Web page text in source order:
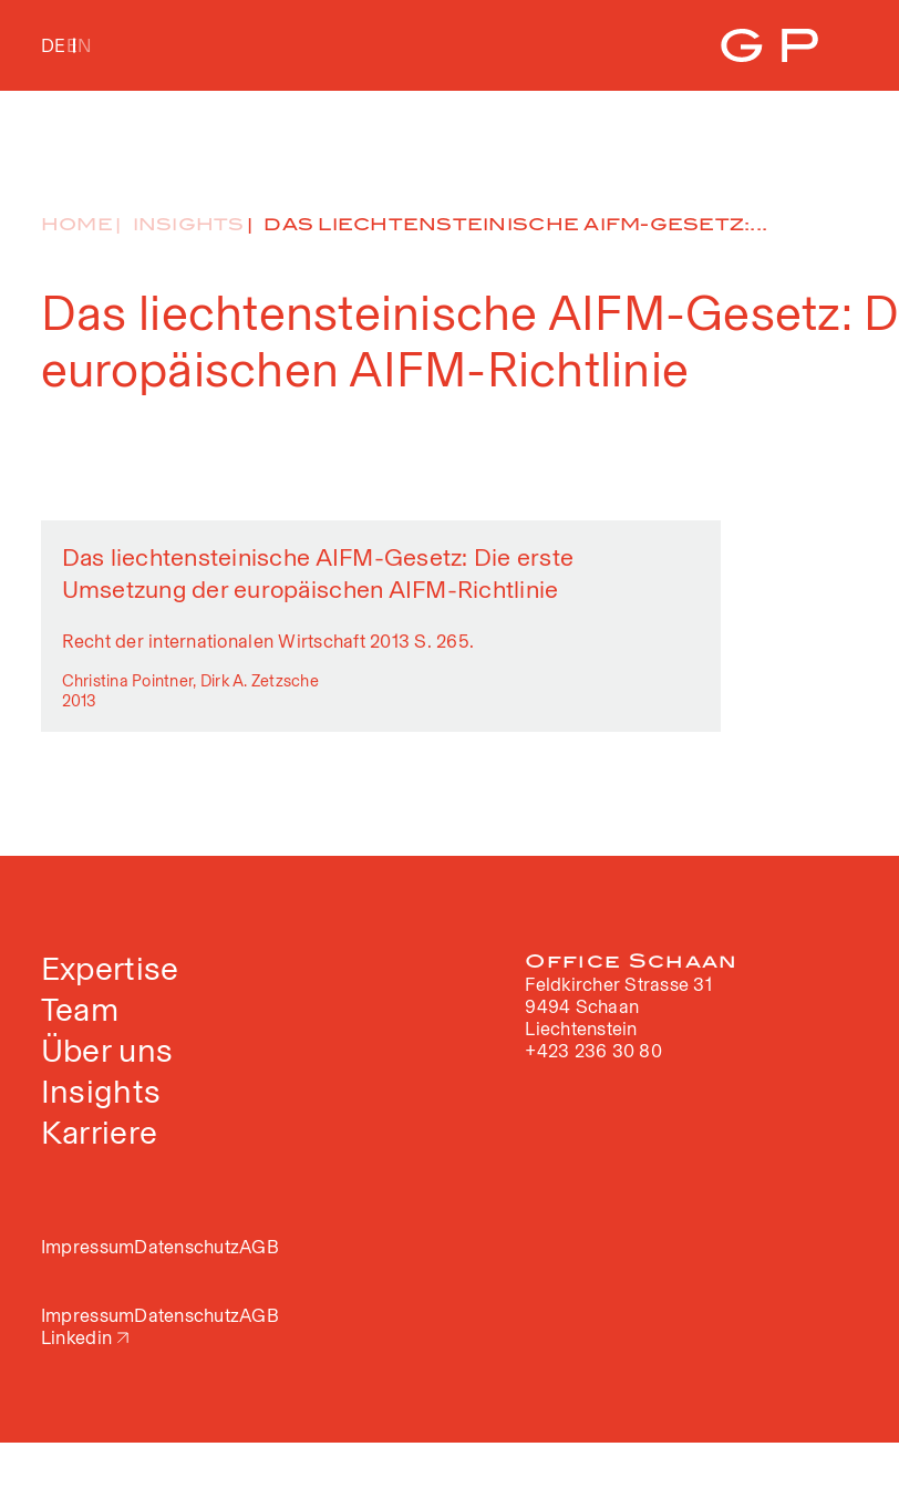
DEEN
HOME INSIGHTS DAS LIECHTENSTEINISCHE AIFM-GESETZ:...
Das liechtensteinische AIFM-Gesetz:
europäischen AIFM-Richtlinie
Das liechtensteinische AIFM-Gesetz: Die erste
Umsetzung der europäischen AIFM-Richtlinie
Recht der internationalen Wirtschaft 2013 S. 265.
Christina Pointner, Dirk A. Zetzsche
2013
Expertise
Team
Über uns
Insights
Karriere
ImpressumDatenschutzAGB
Office Schaan
Feldkircher Strasse 31
9494 Schaan
Liechtenstein
+423 236 30 80
ImpressumDatenschutzAGB
Linkedin